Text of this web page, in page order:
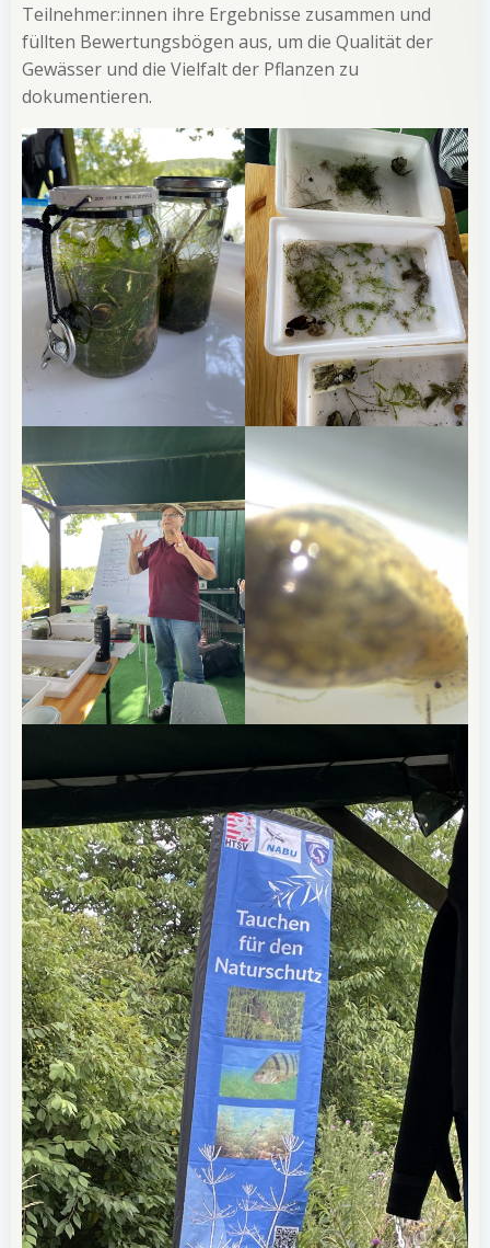
Teilnehmer:innen ihre Ergebnisse zusammen und
füllten Bewertungsbögen aus, um die Qualität der
Gewässer und die Vielfalt der Pflanzen zu
dokumentieren.